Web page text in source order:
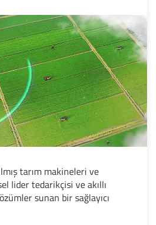
tarım makineleri ve
lider tedarikçisi ve akıllı
sunan bir sağlayıcı